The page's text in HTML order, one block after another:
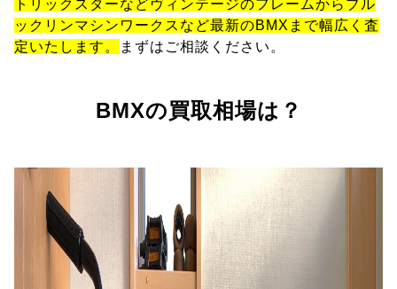
トリックスターなどヴィンテージのフレームからブル
ックリンマシンワークスなど最新のBMXまで幅広く査
定いたします。
まずはご相談ください。
BMXの買取相場は？